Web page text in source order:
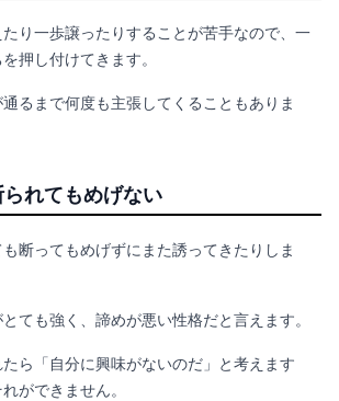
り一歩譲ったりすることが苦手なので、一
押し付けてきます。
るまで何度も主張してくることもありま
れてもめげない
断ってもめげずにまた誘ってきたりしま
ても強く、諦めが悪い性格だと言えます。
ら「自分に興味がないのだ」と考えます
ができません。